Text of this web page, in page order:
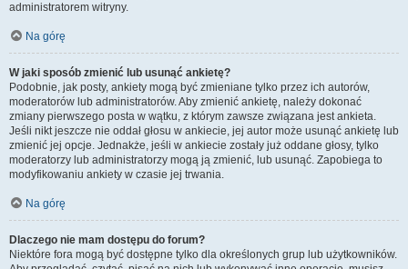
administratorem witryny.
Na górę
W jaki sposób zmienić lub usunąć ankietę?
Podobnie, jak posty, ankiety mogą być zmieniane tylko przez ich autorów,
moderatorów lub administratorów. Aby zmienić ankietę, należy dokonać
zmiany pierwszego posta w wątku, z którym zawsze związana jest ankieta.
Jeśli nikt jeszcze nie oddał głosu w ankiecie, jej autor może usunąć ankietę lub
zmienić jej opcje. Jednakże, jeśli w ankiecie zostały już oddane głosy, tylko
moderatorzy lub administratorzy mogą ją zmienić, lub usunąć. Zapobiega to
modyfikowaniu ankiety w czasie jej trwania.
Na górę
Dlaczego nie mam dostępu do forum?
Niektóre fora mogą być dostępne tylko dla określonych grup lub użytkowników.